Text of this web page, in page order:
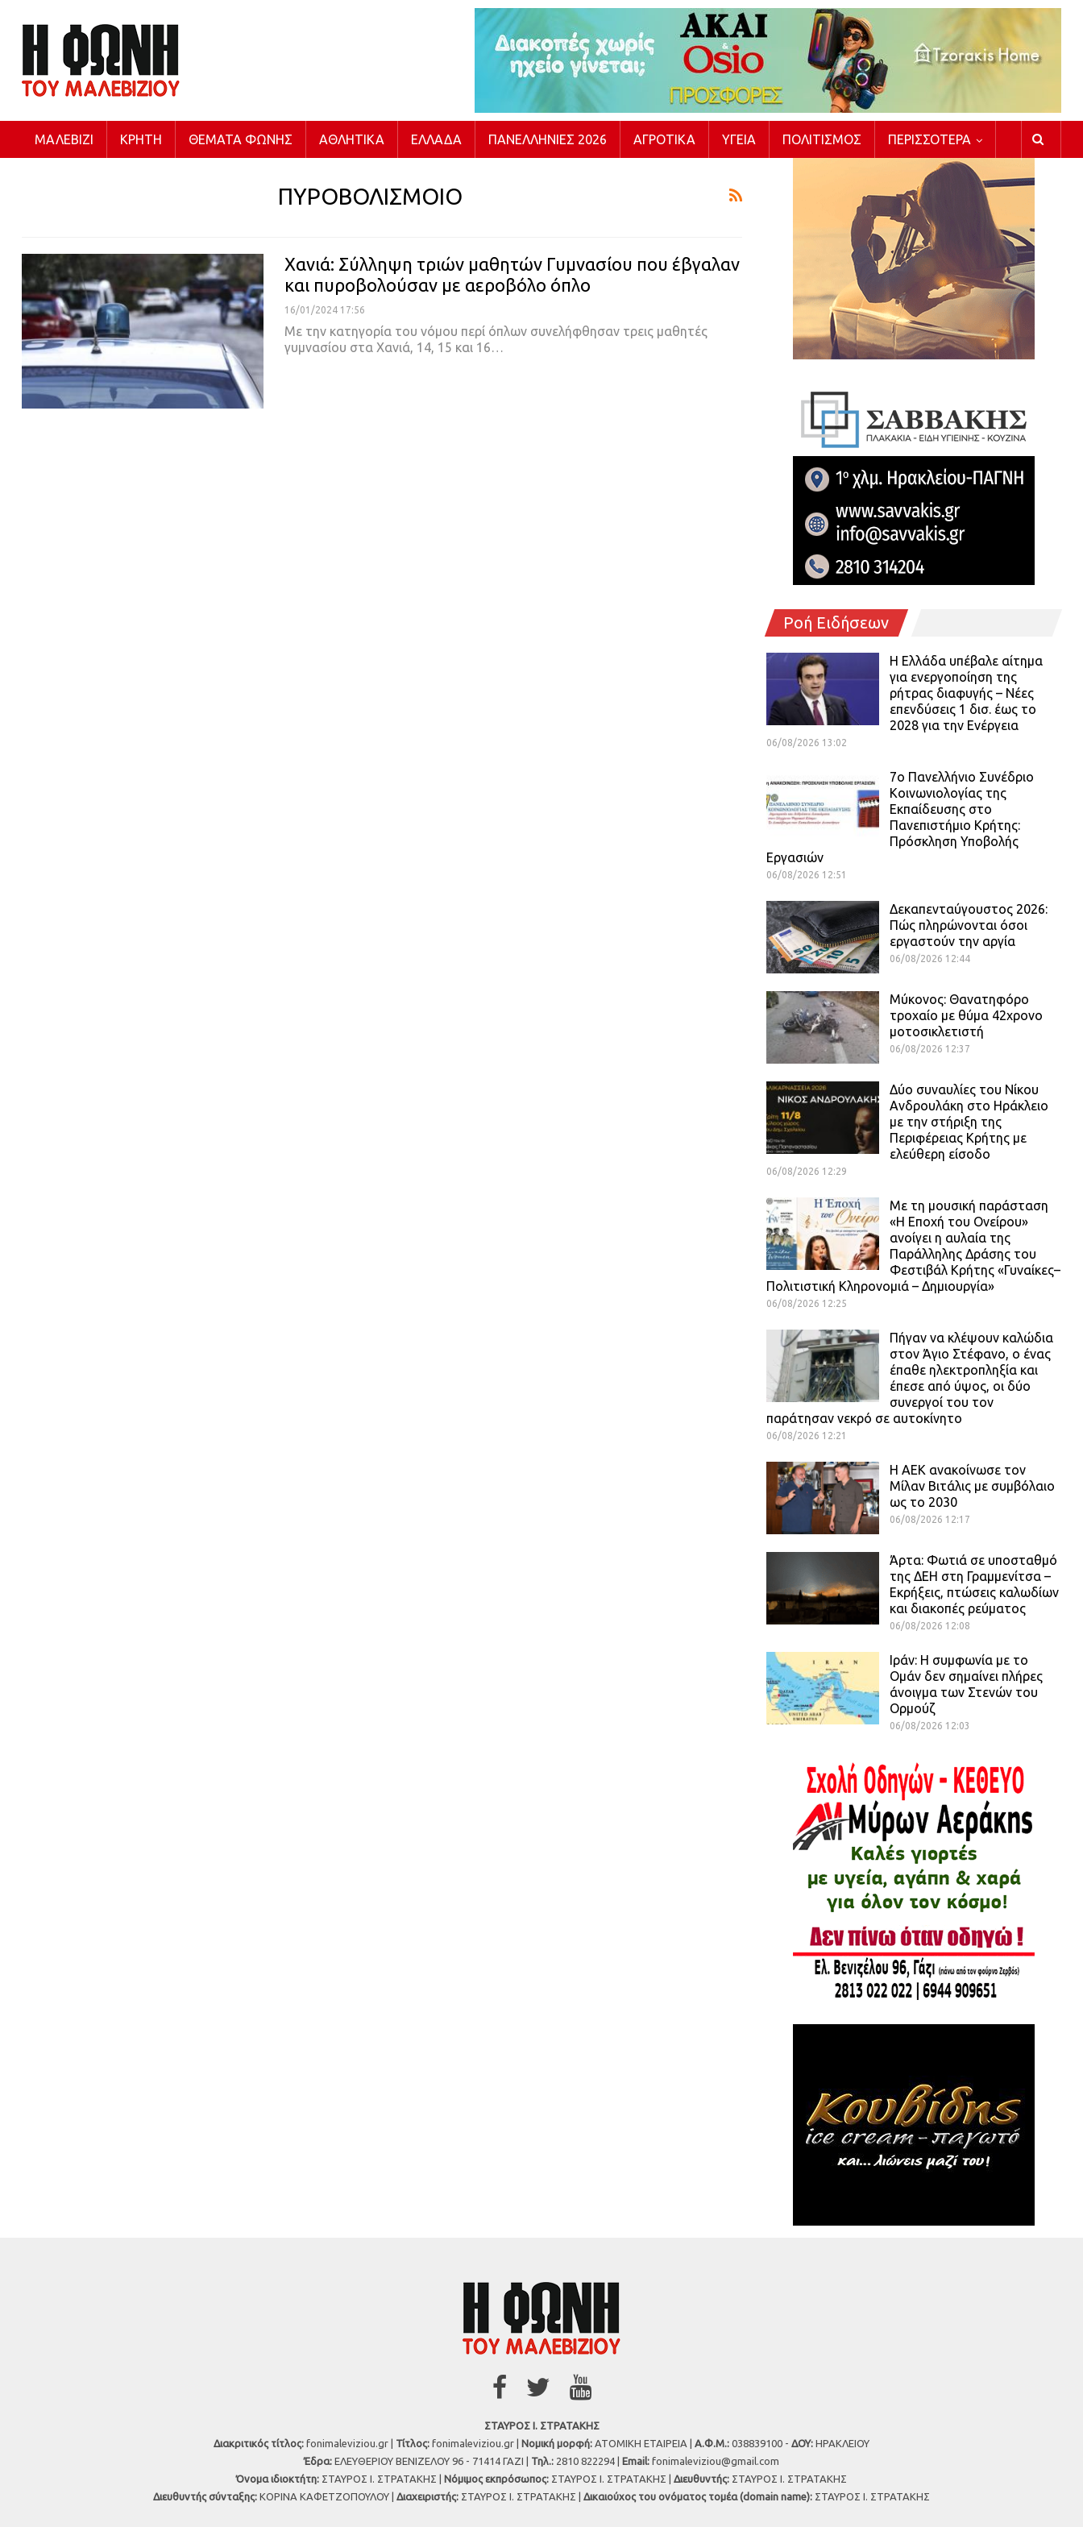
ΜΑΛΕΒΊΖΙ ΚΡΉΤΗ ΘΈΜΑΤΑ ΦΩΝΉΣ ΑΘΛΗΤΙΚΆ ΕΛΛΆΔΑ ΠΑΝΕΛΛΉΝΙΕΣ 2026 ΑΓΡΟΤΙΚΆ ΥΓΕΊΑ ΠΟΛΙΤΙΣΜΌΣ ΠΕΡΙΣΣΌΤΕΡΑ
ΠΥΡΟΒΟΛΙΣΜΟΙΟ
Χανιά: Σύλληψη τριών μαθητών Γυμνασίου που έβγαλαν
και πυροβολούσαν με αεροβόλο όπλο
16/01/2024 17:56
Με την κατηγορία του νόμου περί όπλων συνελήφθησαν τρεις μαθητές
γυμνασίου στα Χανιά, 14, 15 και 16…
Ροή Ειδήσεων
Η Ελλάδα υπέβαλε αίτημα
για ενεργοποίηση της
ρήτρας διαφυγής – Νέες
επενδύσεις 1 δισ. έως το
2028 για την Ενέργεια
06/08/2026 13:02
7ο Πανελλήνιο Συνέδριο
Κοινωνιολογίας της
Εκπαίδευσης στο
Πανεπιστήμιο Κρήτης:
Πρόσκληση Υποβολής
Εργασιών
06/08/2026 12:51
Δεκαπενταύγουστος 2026:
Πώς πληρώνονται όσοι
εργαστούν την αργία
06/08/2026 12:44
Μύκονος: Θανατηφόρο
τροχαίο με θύμα 42χρονο
μοτοσικλετιστή
06/08/2026 12:37
Δύο συναυλίες του Νίκου
Ανδρουλάκη στο Ηράκλειο
με την στήριξη της
Περιφέρειας Κρήτης με
ελεύθερη είσοδο
06/08/2026 12:29
Με τη μουσική παράσταση
«Η Εποχή του Ονείρου»
ανοίγει η αυλαία της
Παράλληλης Δράσης του
Φεστιβάλ Κρήτης «Γυναίκες–
Πολιτιστική Κληρονομιά – Δημιουργία»
06/08/2026 12:25
Πήγαν να κλέψουν καλώδια
στον Άγιο Στέφανο, ο ένας
έπαθε ηλεκτροπληξία και
έπεσε από ύψος, οι δύο
συνεργοί του τον
παράτησαν νεκρό σε αυτοκίνητο
06/08/2026 12:21
H ΑΕΚ ανακοίνωσε τον
Μίλαν Βιτάλις με συμβόλαιο
ως το 2030
06/08/2026 12:17
Άρτα: Φωτιά σε υποσταθμό
της ΔΕΗ στη Γραμμενίτσα –
Εκρήξεις, πτώσεις καλωδίων
και διακοπές ρεύματος
06/08/2026 12:08
Ιράν: Η συμφωνία με το
Ομάν δεν σημαίνει πλήρες
άνοιγμα των Στενών του
Ορμούζ
06/08/2026 12:03
ΣΤΑΥΡΟΣ Ι. ΣΤΡΑΤΑΚΗΣ
Διακριτικός τίτλος: fonimaleviziou.gr | Τίτλος: fonimaleviziou.gr | Νομική μορφή: ΑΤΟΜΙΚΗ ΕΤΑΙΡΕΙΑ | Α.Φ.Μ.: 038839100 - ΔΟΥ: ΗΡΑΚΛΕΙΟΥ
Έδρα: ΕΛΕΥΘΕΡΙΟΥ ΒΕΝΙΖΕΛΟΥ 96 - 71414 ΓΑΖΙ | Τηλ.: 2810 822294 | Εmail: fonimaleviziou@gmail.com
Όνομα ιδιοκτήτη: ΣΤΑΥΡΟΣ Ι. ΣΤΡΑΤΑΚΗΣ | Νόμιμος εκπρόσωπος: ΣΤΑΥΡΟΣ Ι. ΣΤΡΑΤΑΚΗΣ | Διευθυντής: ΣΤΑΥΡΟΣ Ι. ΣΤΡΑΤΑΚΗΣ
Διευθυντής σύνταξης: ΚΟΡΙΝΑ ΚΑΦΕΤΖΟΠΟΥΛΟΥ | Διαχειριστής: ΣΤΑΥΡΟΣ Ι. ΣΤΡΑΤΑΚΗΣ | Δικαιούχος του ονόματος τομέα (domain name): ΣΤΑΥΡΟΣ Ι. ΣΤΡΑΤΑΚΗΣ